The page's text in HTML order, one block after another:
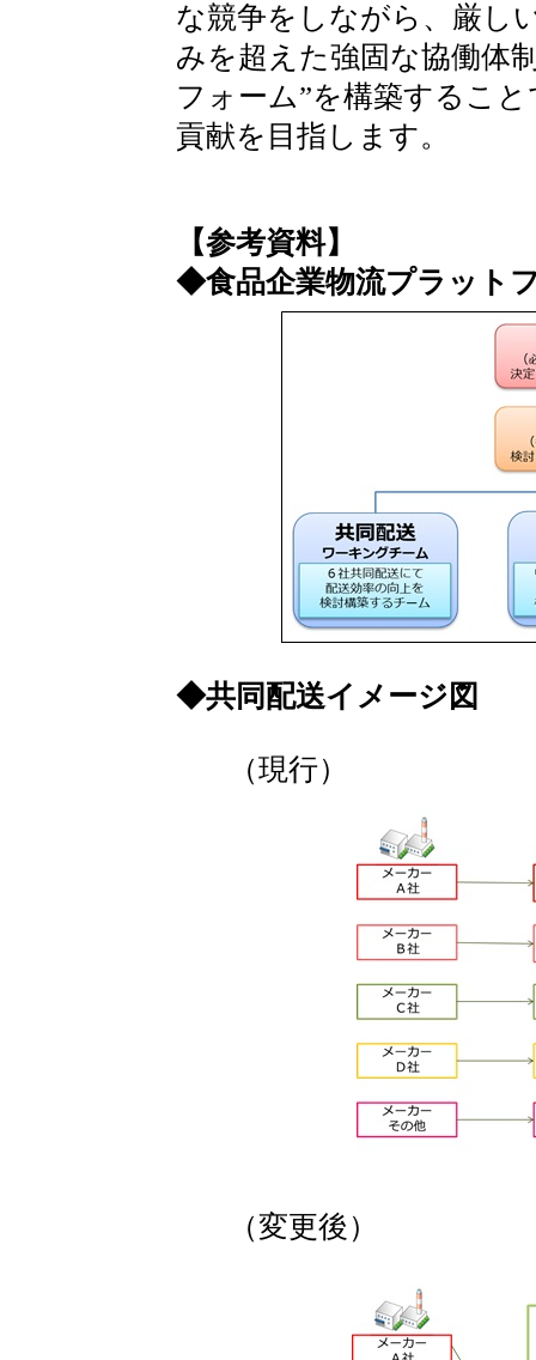
な競争をしながら、厳し
みを超えた強固な協働体
フォーム”を構築するこ
貢献を目指します。
【参考資料】
◆食品企業物流プラット
◆共同配送イメージ図
（現行）
（変更後）